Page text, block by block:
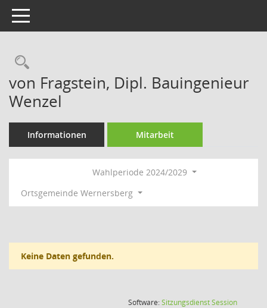
Toggle navigation
Rechercheauswahl
von Fragstein, Dipl. Bauingenieur
Wenzel
Informationen Mitarbeit
Wahlperiode 2024/2029
Ortsgemeinde Wernersberg
Keine Daten gefunden.
Software:SitzungsdienstSession(Wird in